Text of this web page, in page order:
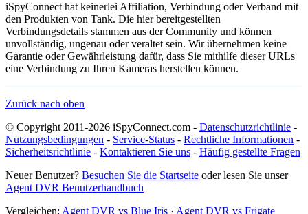
iSpyConnect hat keinerlei Affiliation, Verbindung oder Verband mit
den Produkten von Tank. Die hier bereitgestellten
Verbindungsdetails stammen aus der Community und können
unvollständig, ungenau oder veraltet sein. Wir übernehmen keine
Garantie oder Gewährleistung dafür, dass Sie mithilfe dieser URLs
eine Verbindung zu Ihren Kameras herstellen können.
Zurück nach oben
© Copyright 2011-2026 iSpyConnect.com - Datenschutzrichtlinie -
Nutzungsbedingungen - Service-Status - Rechtliche Informationen -
Sicherheitsrichtlinie - Kontaktieren Sie uns - Häufig gestellte Fragen
Neuer Benutzer? Besuchen Sie die Startseite oder lesen Sie unser
Agent DVR Benutzerhandbuch
Vergleichen: Agent DVR vs Blue Iris · Agent DVR vs Frigate